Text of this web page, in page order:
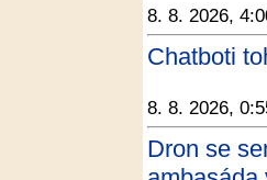
8. 8. 2026,
Chatboti
8. 8. 2026,
Dron se